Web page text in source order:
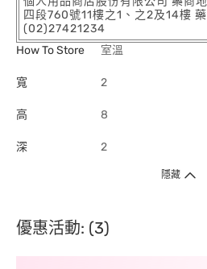
四段760號11樓之1、之2及14樓
(02)27421234
How To Store
室溫
寬 2
高 8
深 2
隱藏
優惠活動: (3)